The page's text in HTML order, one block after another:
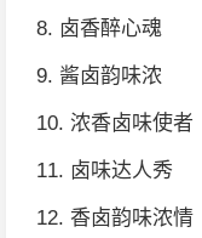
8. 卤香醉心魂
9. 酱卤韵味浓
10. 浓香卤味使者
11. 卤味达人秀
12. 香卤韵味浓情